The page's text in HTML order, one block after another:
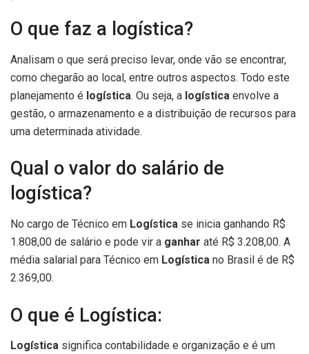
O que faz a logística?
Analisam o que será preciso levar, onde vão se encontrar,
como chegarão ao local, entre outros aspectos. Todo este
planejamento é logística. Ou seja, a logística envolve a
gestão, o armazenamento e a distribuição de recursos para
uma determinada atividade.
Qual o valor do salário de
logística?
No cargo de Técnico em Logística se inicia ganhando R$
1.808,00 de salário e pode vir a ganhar até R$ 3.208,00. A
média salarial para Técnico em Logística no Brasil é de R$
2.369,00.
O que é Logística:
Logística significa contabilidade e organização e é um